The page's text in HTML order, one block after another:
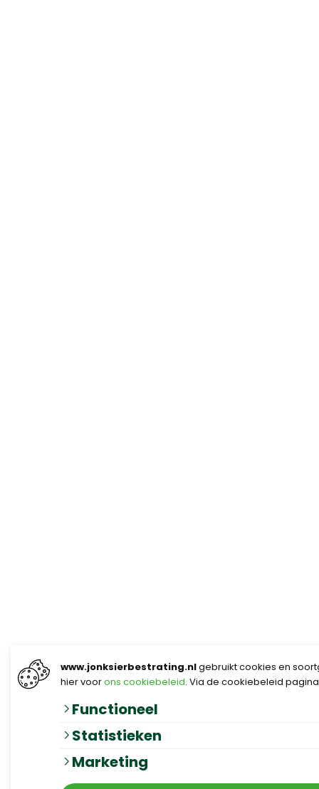
www.jonksierbestrating.nlgebruikt cookies en
hier voorons cookiebeleid. Via de cookiebeleid
Functioneel
Statistieken
Marketing